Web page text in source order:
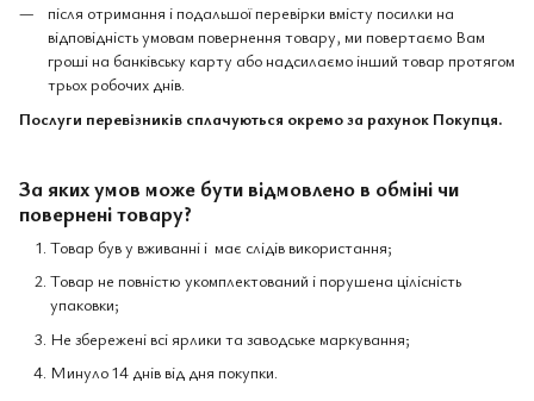
після отримання і подальшої перевірки вмісту посилки на
відповідність умовам повернення товару, ми повертаємо Вам
гроші на банківську карту або надсилаємо інший товар протягом
трьох робочих днів.
Послуги перевізників сплачуються окремо за рахунок Покупця.
За яких умов може бути відмовлено в обміні чи
повернені товару?
Товар був у вживанні і має слідів використання;
Товар не повністю укомплектований і порушена цілісність
упаковки;
Не збережені всі ярлики та заводське маркування;
Минуло 14 днів від дня покупки.